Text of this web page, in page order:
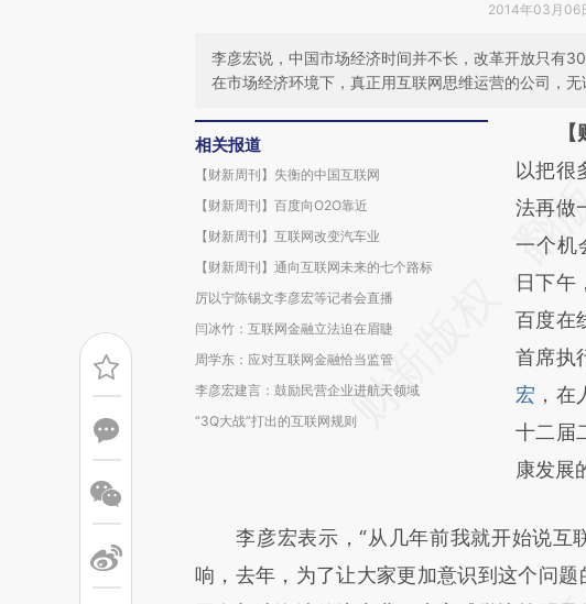
2014年03月06
李彦宏说，中国市场经济时间并不长，改革开放只有
在市场经济环境下，真正用互联网思维运营的公司，
相关报道
【财新周刊】失衡的中国互联网
【财新周刊】百度向O2O靠近
【财新周刊】互联网改变汽车业
【财新周刊】通向互联网未来的七个路标
厉以宁陈锡文李彦宏等记者会直播
闫冰竹：互联网金融立法迫在眉睫
周学东：应对互联网金融恰当监管
李彦宏建言：鼓励民营企业进航天领域
“3Q大战”打出的互联网规则
请务
AI
而成，
财新观
比对和
以把很
法再做
一个机
日下午
百度在
首席执
宏 ，
十二届
康发展
李彦宏表示，“从几年前我就开始说互
响，去年，为了让大家更加意识到这个问